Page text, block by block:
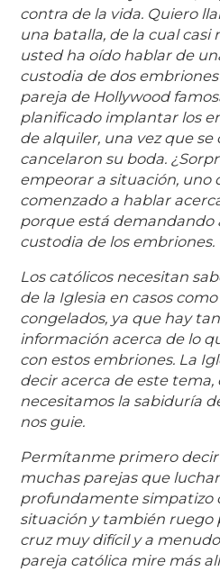
contra de la vida. Quiero
una batalla, de la cual casi
usted ha oído hablar de
custodia de dos
pareja de Hollywood
planificado implantar los
de alquiler, una vez que se
cancelaron su boda.
empeorar a situación, uno
comenzado a hablar
porque está demandando
custodia de los embriones.
Los católicos necesitan
de la Iglesia en casos
congelados, ya que hay
información acerca de lo
con estos embriones. La
decir acerca de este tema,
necesitamos la sabiduría
nos guie.
Permítanme primero decir
muchas parejas que
profundamente simpatizo
situación y también ruego
cruz muy difícil y a
pareja católica mire más